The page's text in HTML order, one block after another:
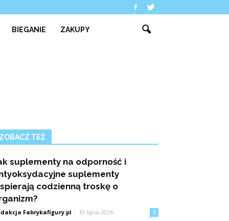
BIEGANIE ZAKUPY
ZOBACZ TEŻ
suplementy na odporność i
suplementy
codzienną troskę o
Fabrykafigury.pl - 10 lipca 2026 0